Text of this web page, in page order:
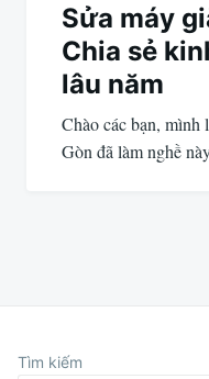
Sửa máy
Chia sẻ
lâu năm
Chào các bạn, mình
Gòn đã làm nghề
Tìm kiếm